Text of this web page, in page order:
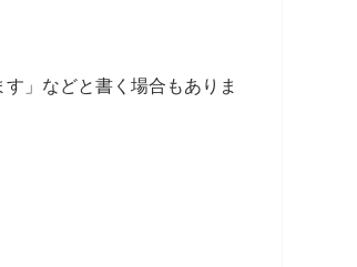
」などと書く場合もありま